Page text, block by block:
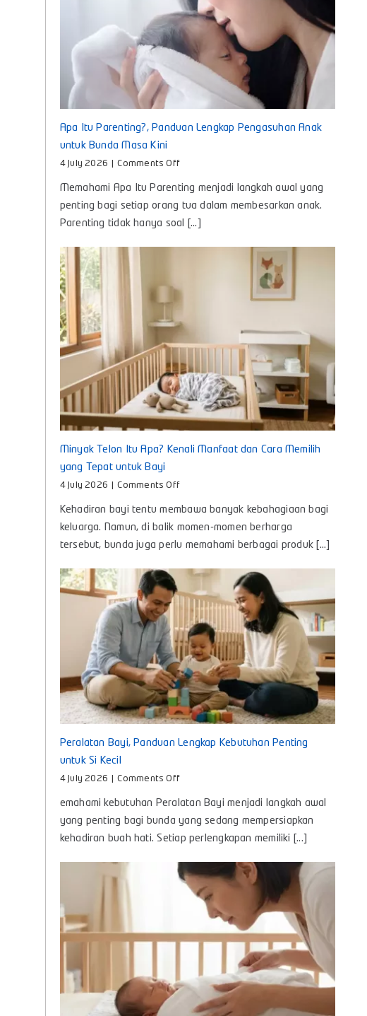
Apa Itu Parenting?, Panduan Lengkap Pengasuhan Anak
untuk Bunda Masa Kini
4 July 2026 Comments Offon
Itu
Parenting?,
Panduan
Lengkap
Memahami Apa Itu Parenting menjadi langkah awal yang
penting bagi setiap orang tua dalam membesarkan anak.
Parenting tidak hanya soal [...]
Minyak Telon Itu Apa? Kenali Manfaat dan Cara Memilih
yang Tepat untuk Bayi
4 July 2026 Comments Offon
Telon
Itu
Cara
Memilih
yang
Tepat
untuk
Bayi
Kehadiran bayi tentu membawa banyak kebahagiaan bagi
keluarga. Namun, di balik momen-momen berharga
tersebut, bunda juga perlu memahami berbagai produk [...]
Peralatan Bayi, Panduan Lengkap Kebutuhan Penting
untuk Si Kecil
4 July 2026 Comments Offon
Bayi,
Panduan
Lengkap
Kebutuhan
untuk
Si
Kecil
emahami kebutuhan Peralatan Bayi menjadi langkah awal
yang penting bagi bunda yang sedang mempersiapkan
kehadiran buah hati. Setiap perlengkapan memiliki [...]